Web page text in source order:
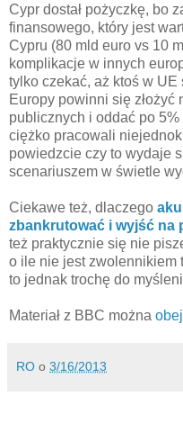
Cypr dostał pożyczkę, bo
finansowego, który jest
Cypru (80 mld euro vs 10
komplikacje w innych
tylko czekać, aż ktoś w
Europy powinni się
publicznych i oddać po
ciężko pracowali
powiedzcie czy to wydaje
scenariuszem w świetle
Ciekawe też, dlaczego
zbankrutować i wyjść na
też praktycznie się nie
o ile nie jest zwolennikiem
to jednak trochę do
Materiał z BBC można
RO o 3/16/2013